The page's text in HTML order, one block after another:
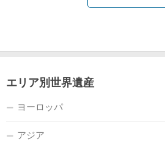
エリア別世界遺産
ヨーロッパ
アジア